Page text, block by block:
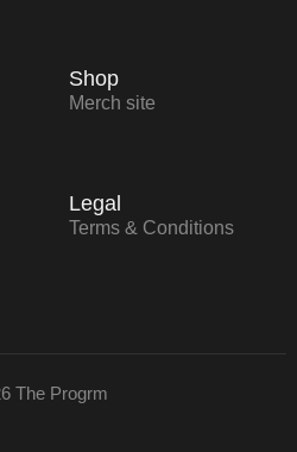
Shop
Merch site
Legal
Terms & Conditions
The Progrm